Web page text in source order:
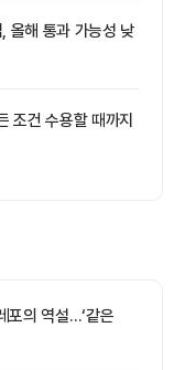
올해 통과 가능성 낮
조건 수용할 때까지
포의 역설…‘같은